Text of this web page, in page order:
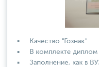
Качество "Гознак"
В комплекте
Заполнение, как в